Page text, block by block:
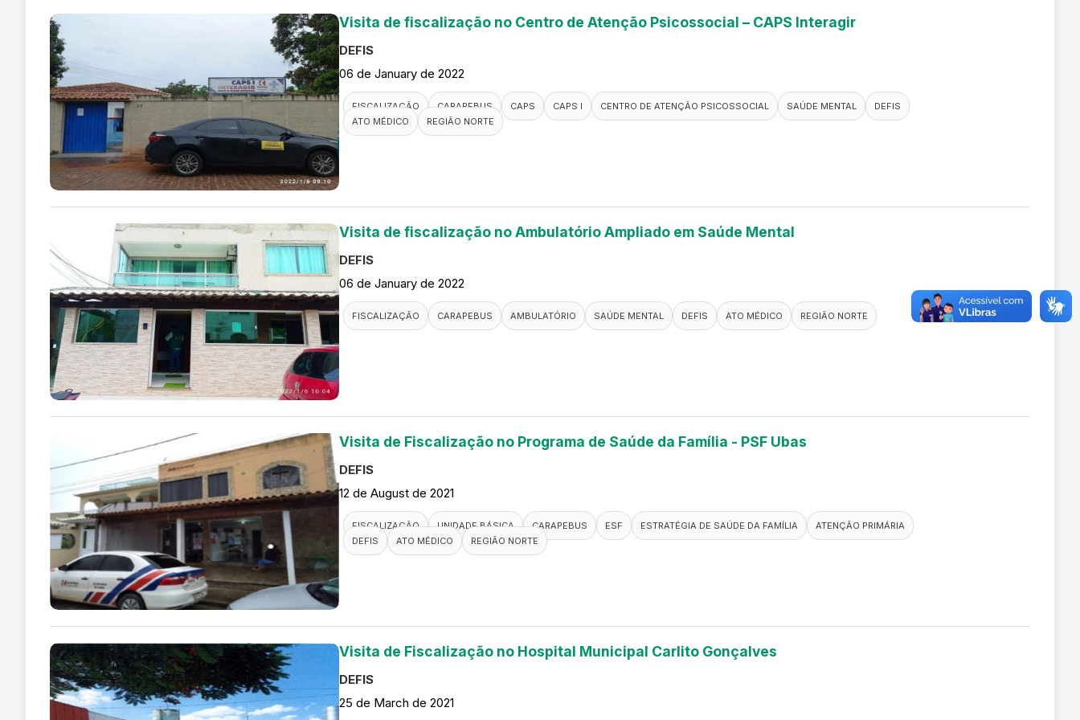
Visita de fiscalização no Centro de Atenção Psicossocial – CAPS Interagir
DEFIS
06 de January de 2022
FISCALIZAÇÃO CARAPEBUS CAPS CAPS I CENTRO DE ATENÇÃO PSICOSSOCIAL SAÚDE MENTAL
DEFIS
ATO MÉDICO
REGIÃO NORTE
Visita de fiscalização no Ambulatório Ampliado em Saúde Mental
DEFIS
06 de January de 2022
FISCALIZAÇÃO CARAPEBUS AMBULATÓRIO SAÚDE MENTAL DEFIS ATO MÉDICO REGIÃO NORTE
Visita de Fiscalização no Programa de Saúde da Família - PSF Ubas
DEFIS
12 de August de 2021
FISCALIZAÇÃO UNIDADE BÁSICA CARAPEBUS ESF ESTRATÉGIA DE SAÚDE DA FAMÍLIA
ATENÇÃO PRIMÁRIA
DEFIS
ATO MÉDICO REGIÃO NORTE
Visita de Fiscalização no Hospital Municipal Carlito Gonçalves
DEFIS
25 de March de 2021